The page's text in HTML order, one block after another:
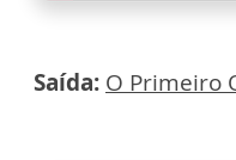
Saída: O Primeiro